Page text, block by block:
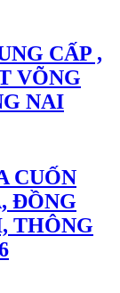
CẤP ,
VÕNG
NAI
CUỐN
ĐỒNG
THÔNG